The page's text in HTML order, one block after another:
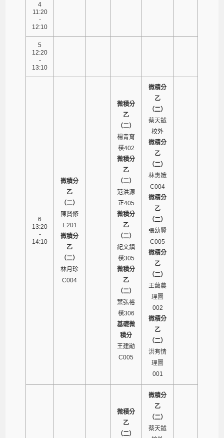
4
11:20
-
12:10
5
12:20
-
13:10
6
13:20
-
14:10
微積分
乙
（二）
陳賢修
E201
微積分
乙
（二）
林月珍
C004
微積分
乙
（二）
楊青育
樸402
微積分
乙
（二）
范洪源
正405
微積分
乙
（二）
紀文鎮
樸305
微積分
乙
（二）
葉弘裕
樸306
基礎微
積分
王建勛
C005
微積分
乙
（二）
蔡天鉞
校外
微積分
乙
（二）
林惠娥
C004
微積分
乙
（二）
張幼賢
C005
微積分
乙
（二）
王藹農
理圖
002
微積分
乙
（二）
洪有情
理圖
001
微積分
乙
（二）
微積分
乙
（二）
蔡天鉞